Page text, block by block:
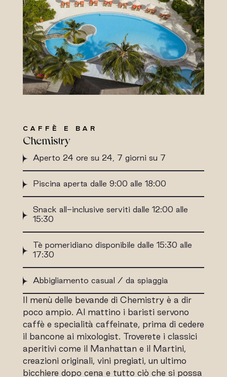
CAFFÈ E BAR
Chemistry
Aperto 24 ore su 24, 7 giorni su 7
Piscina aperta dalle 9:00 alle 18:00
Snack all-inclusive serviti dalle 12:00 alle
15:30
Tè pomeridiano disponibile dalle 15:30 alle
17:30
Abbigliamento casual / da spiaggia
Il menù delle bevande di Chemistry è a dir
poco ampio. Al mattino i baristi servono
caffè e specialità caffeinate, prima di cedere
il bancone ai mixologist. Troverete i classici
aperitivi come il Manhattan e il Martini,
creazioni originali, vini pregiati, un ultimo
bicchiere dopo cena e tutto ciò che si possa